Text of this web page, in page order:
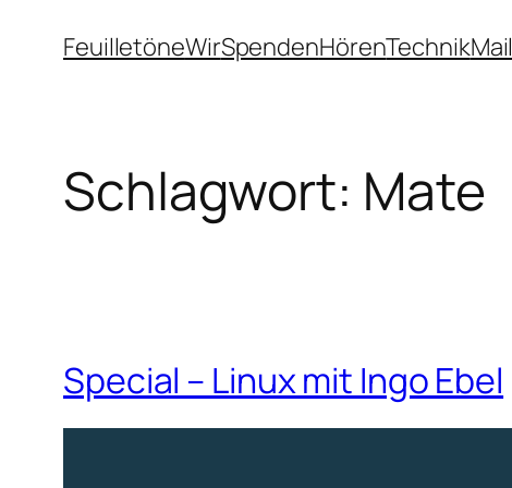
InhaltFeuilletöneWirSpendenHörenTechnikMail
Schlagwort: Mate
Special – Linux mit Ingo Ebel